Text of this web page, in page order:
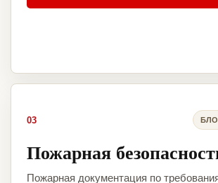
03
Пожарная
Пожарная документация по